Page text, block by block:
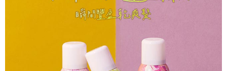
https://aftee.tw/terms/#terms3
３．未成年的使用者請事先徵得法定代理人或監護人之同意方可使用
４．使用「AFTEE先享後付」時，將依據個別帳號之用戶狀況，依本公司即
時審查核予不同之上限額度；若仍有額度不足之情形，本公司將視審查結果
５．嚴禁一人註冊多個帳號或使用他人資訊註冊。若發現惡意使用之情形，